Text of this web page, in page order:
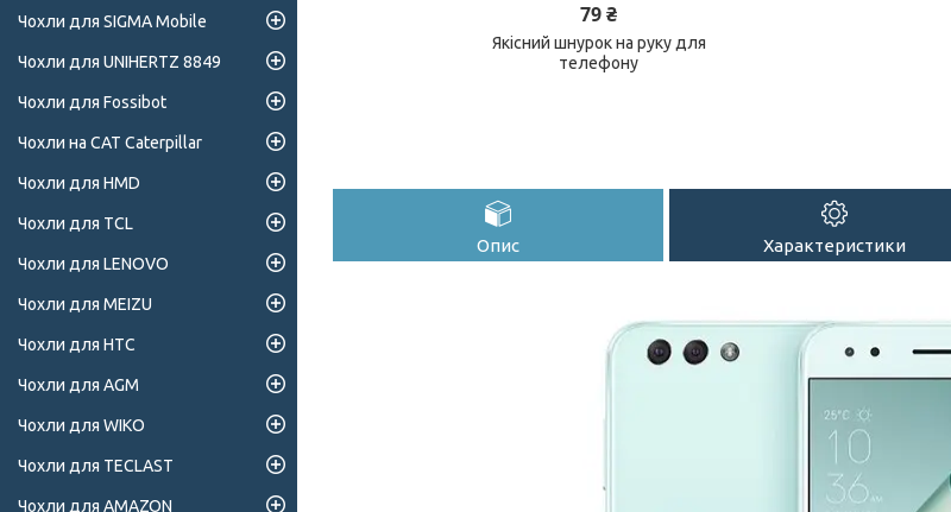
79 ₴
Якісний шнурок на руку для
телефону
Опис Характеристики
Чохли для SIGMA Mobile
Чохли для UNIHERTZ 8849
Чохли для Fossibot
Чохли на CAT Caterpillar
Чохли для HMD
Чохли для TCL
Чохли для LENOVO
Чохли для MEIZU
Чохли для HTC
Чохли для AGM
Чохли для WIKO
Чохли для TECLAST
Чохли для AMAZON